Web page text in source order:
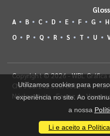
A B C D E F G H
O
P Q R S T U
Copyright © 2026 - WBL Gráfica
CNPJ 08.142.850/0001-36 -
Núcleo Itaim - Ferraz de
Utilizamos cookies para
experiência no site. Ao
a nossa
Li e aceito a